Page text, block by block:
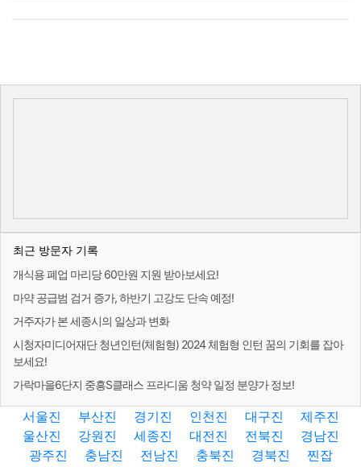
최근 방문자 기록
개식용 폐업 마리당 60만원 지원 받아보세요!
마약 공급범 검거 증가, 하반기 고강도 단속 예정!
거주자가 본 세종시의 일상과 변화
시청자미디어재단 청년인턴(체험형) 2024 체험형 인턴 꿈의 기회를 잡아
보세요!
가락마을6단지 중흥S클래스 프라디움 청약 일정 분양가 정보!
서울진 부산진 경기진 인천진 대구진
제주진
울산진
강원진 세종진 대전진 전북진
경남진
광주진
충남진 전남진 충북진 경북진
찐잡